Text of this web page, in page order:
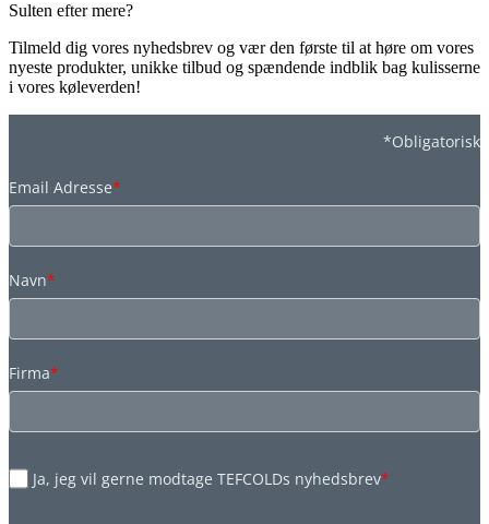
Sulten efter mere?
Tilmeld dig vores nyhedsbrev og vær den første til at høre om vores
nyeste produkter, unikke tilbud og spændende indblik bag kulisserne
i vores køleverden!
*Obligatorisk
Email Adresse*
Navn*
Firma*
Ja, jeg vil gerne modtage TEFCOLDs nyhedsbrev*